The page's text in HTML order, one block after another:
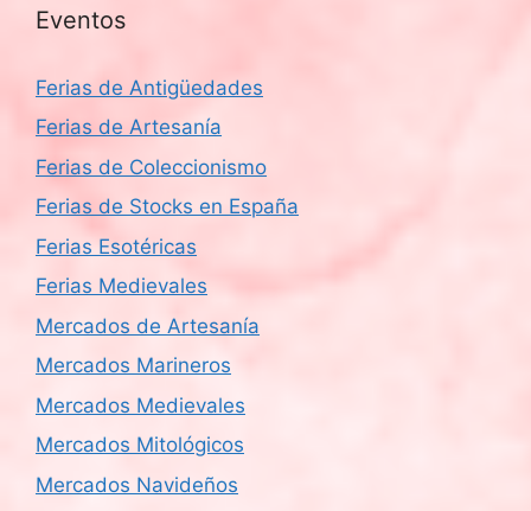
Eventos
Ferias de Antigüedades
Ferias de Artesanía
Ferias de Coleccionismo
Ferias de Stocks en España
Ferias Esotéricas
Ferias Medievales
Mercados de Artesanía
Mercados Marineros
Mercados Medievales
Mercados Mitológicos
Mercados Navideños